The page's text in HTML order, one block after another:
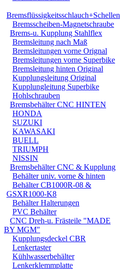
Bremsflüssigkeitsschlauch+Schellen
Bremsscheiben-Magnetschraube
Brems-u. Kupplung Stahlflex
Bremsleitung nach Maß
Bremsleitungen vorne Orignal
Bremsleitungen vorne Superbike
Bremsleitung hinten Original
Kupplungsleitung Original
Kupplungleitung Superbike
Hohlschrauben
Bremsbehälter CNC HINTEN
HONDA
SUZUKI
KAWASAKI
BUELL
TRIUMPH
NISSIN
Bremsbehälter CNC & Kupplung
Behälter univ. vorne & hinten
Behälter CB1000R-08 &
GSXR1000-K8
Behälter Halterungen
PVC Behälter
CNC Dreh-u. Frästeile "MADE
BY MGM"
Kupplungsdeckel CBR
Lenkertaster
Kühlwasserbehälter
Lenkerklemmplatte